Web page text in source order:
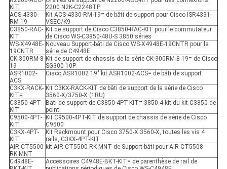
KIT
2200 N2K-C2248TP
ACS-4330-
RM-19
Kit ACS-4330-RM-19= de bâti de support pour Cisco ISR4331-
VSEC/K9
C3850-RAC-
KIT
Kit de support de Cisco C3850-RAC-KIT pour le commutateur
de Cisco WS-C3850-48U-S 3850 séries
WS-X4948E-
19CNTR
Nouveau Support-bâti de Cisco WS-X4948E-19CNTR pour la
série de C4948E
CK-300RM-8-
19
Kit de support de chassis de la série CK-300RM-8-19= de Cisco
SG300-10P
ASR1002-
ACS
Cisco ASR1002 19" kit ASR1002-ACS= de bâti de support
C3KX-RACK-
KIT=
Kit C3KX-RACK-KIT de bâti de support de la série de Cisco
3560-X/3750-X (1RU)
C3850-4PT-
KIT
Bâti de support de C3850-4PT-KIT= 3850 4 kit du kit C3850 de
point
C9500-4PT-
KIT
Kit C9500-4PT-KIT de support de chassis de série de Cisco
C9500
C3KX-4PT-
KIT
Kit Rackmount pour Cisco 3750-X 3560-X, toutes les vis 4
rails, C3KX-4PT-KIT
AIR-CT5500-
RK-MNT
kit AIR-CT5500-RK-MNT de Support-bâti pour AIR-CT5508
C4948E-
Accessoires C4948E-BKT-KIT= de parenthèse de rail de